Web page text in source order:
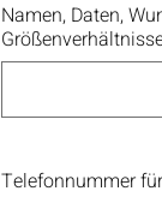
Namen, Daten,
Telefonnummer